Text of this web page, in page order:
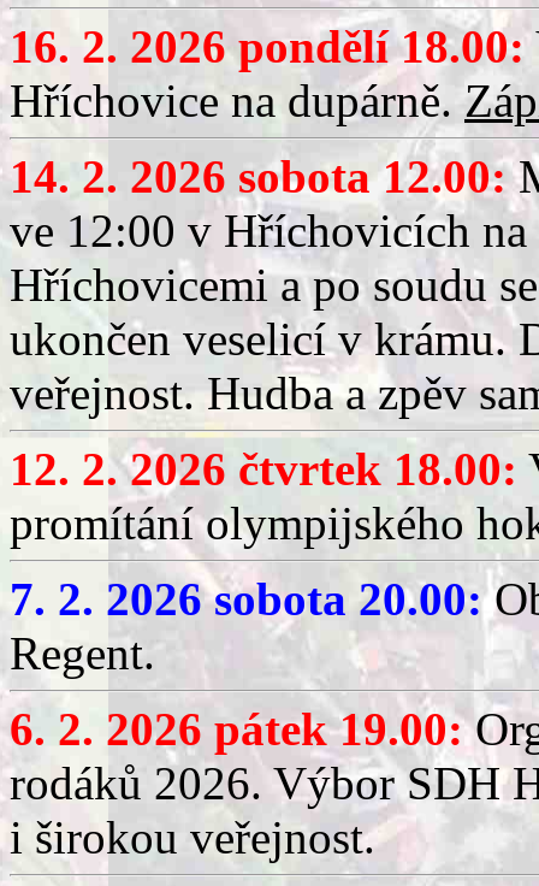
16. 2. 2026 pondělí 18.00:
Hříchovice na dupárně.
14. 2. 2026 sobota 12.00:
ve 12:00 v Hříchovicích
Hříchovicemi a po soudu
ukončen veselicí v krámu.
veřejnost. Hudba a zpěv
12. 2. 2026 čtvrtek 18.00:
promítání olympijského
7. 2. 2026 sobota 20.00:
Regent.
6. 2. 2026 pátek 19.00:
rodáků 2026. Výbor SDH
i širokou veřejnost.